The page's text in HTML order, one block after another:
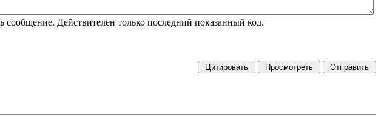
сообщение. Действителен только последний показанный код.